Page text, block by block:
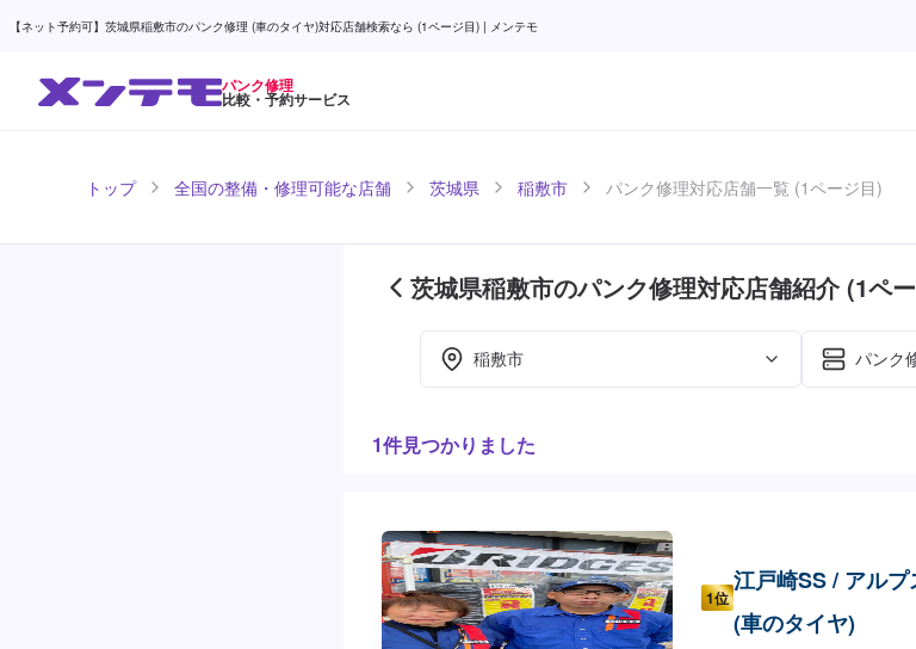
【ネット予約可】茨城県稲敷市のパンク修理 (車のタイヤ)対応店舗検索なら (1ページ目) | メンテモ
パンク修理
比較・予約サービス
トップ 全国の整備・修理可能な店舗 茨城県 稲敷市 パンク修理対応店舗一覧 (1ページ目)
茨城県稲敷市のパンク修理対応店舗紹介 (1ペ
稲敷市 パンク
1件見つかりました
1位
江戸崎SS / アル
(車のタイヤ)